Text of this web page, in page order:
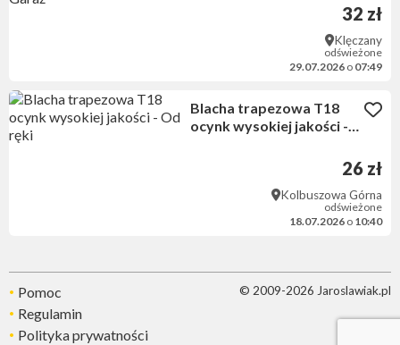
32 zł
Klęczany
odświeżone
29.07.2026 o 07:49
Blacha trapezowa T18
ocynk wysokiej jakości -
26 zł
Kolbuszowa Górna
odświeżone
18.07.2026 o 10:40
Pomoc
Regulamin
Polityka prywatności
© 2009-2026 Jaroslawiak.pl